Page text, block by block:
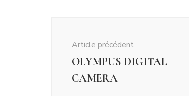
Article précédent
OLYMPUS DIGITAL
CAMERA